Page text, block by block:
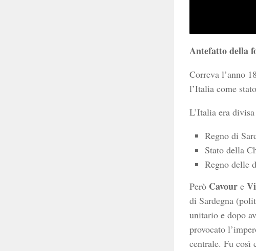
Antefatto della
Correva l’anno
l’Italia come
L’Italia era
Regno di
Stato della
Regno delle
Però Cavour e
di Sardegna
unitario e dopo
provocato
centrale. Fu così